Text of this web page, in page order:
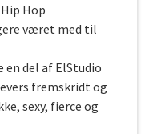
Hop
været med til
en del af ElStudio
fremskridt og
sexy, fierce og